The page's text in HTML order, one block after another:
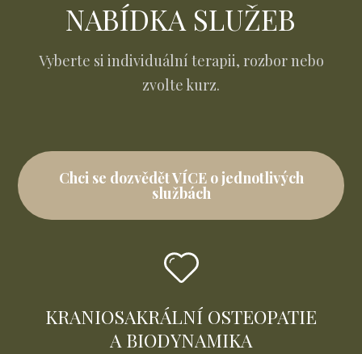
NABÍDKA SLUŽEB
Vyberte si individuální terapii, rozbor nebo
zvolte kurz.
Chci se dozvědět VÍCE o jednotlivých
službách
KRANIOSAKRÁLNÍ OSTEOPATIE
A BIODYNAMIKA